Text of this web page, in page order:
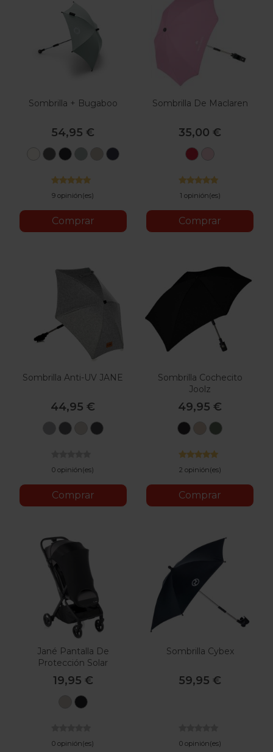
Sombrilla + Bugaboo
54,95 €
Blanco
VerdeNegroVerdeDesert
Azul
9 opinión(es)
Comprar
Sombrilla De Maclaren
35,00 €
1 opinión(es)
Comprar
Sombrilla Anti-UV JANE
44,95 €
U05U06U10U81
0 opinión(es)
Comprar
Sombrilla Cochecito
Joolz
49,95 €
SpaceSandy
2 opinión(es)
Comprar
Jané Pantalla De
Protección Solar
19,95 €
U10C01
0 opinión(es)
Sombrilla Cybex
59,95 €
0 opinión(es)